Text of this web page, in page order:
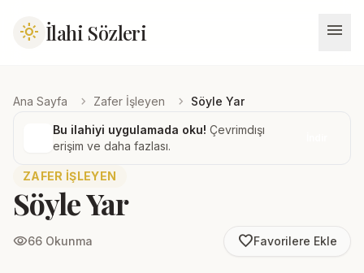
light_mode İlahi Sözleri menu
Ana Sayfa chevron_right Zafer İşleyen chevron_right Söyle Yar
Bu ilahiyi uygulamada oku! Çevrimdışı
erişim ve daha fazlası.
ZAFER İŞLEYEN
Söyle Yar
visibility66 Okunma favorite_borderFavorilere Ekle